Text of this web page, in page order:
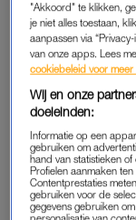
geregeld kon
naar de
in de verte. We
benauwdheid
moeder treft me.
wijkt geen minuut
Op de kamer
"Akkoord" te klikken,
je niet alles toestaan,
aanpassen via
van onze apps. Lees
cookiebeleid voor meer
Wij en onze
doeleinden:
Informatie op een
gebruiken om
hand van statistieken
Profielen aanmaken
Contentprestaties
gebruiken voor de
gegevens gebruiken